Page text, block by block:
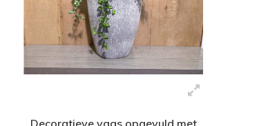
Decoratieve vaas opgevuld met